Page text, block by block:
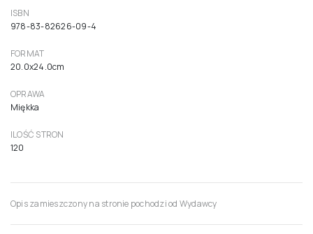
ISBN
978-83-82626-09-4
FORMAT
20.0x24.0cm
OPRAWA
Miękka
ILOŚĆ STRON
120
Opis zamieszczony na stronie pochodzi od Wydawcy